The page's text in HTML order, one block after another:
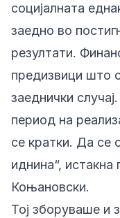
социјалната
заедно во
резултати.
предизвици што
заеднички
период на
се кратки. Да се
иднина“, истакна
Коњановски.
Тој зборуваше и